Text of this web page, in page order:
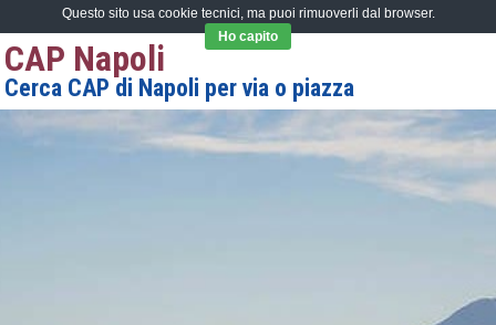
CAP Napoli
Cerca CAP di Napoli per via o piazza
Questo sito usa cookie tecnici, ma puoi rimuoverli dal browser.
Ho capito